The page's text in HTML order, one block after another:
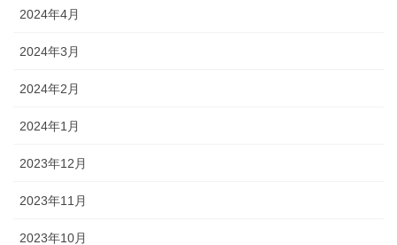
2024年4月
2024年3月
2024年2月
2024年1月
2023年12月
2023年11月
2023年10月